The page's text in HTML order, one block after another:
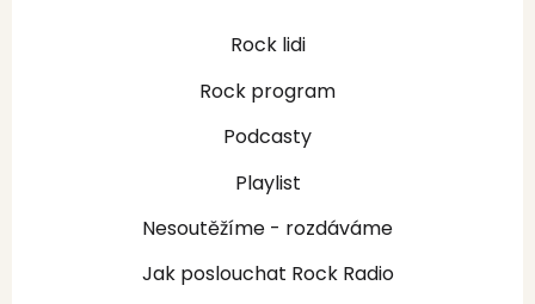
Rock lidi
Rock program
Podcasty
Playlist
Nesoutěžíme - rozdáváme
Jak poslouchat Rock Radio